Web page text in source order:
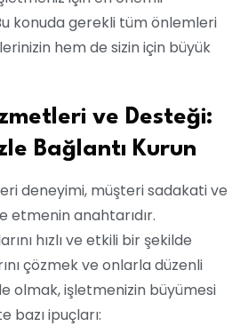
konuda gerekli tüm önlemleri
hem de sizin için büyük
ve Desteği:
Bağlantı Kurun
deneyimi, müşteri sadakati ve
etmenin anahtarıdır.
hızlı ve etkili bir şekilde
çözmek ve onlarla düzenli
olmak, işletmenizin büyümesi
bazı ipuçları: